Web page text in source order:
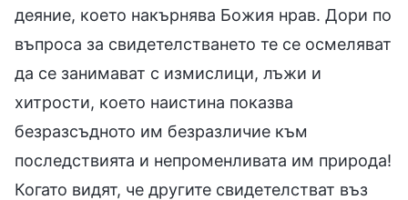
деяние, което накърнява Божия нрав. Дори по
въпроса за свидетелстването те се осмеляват
да се занимават с измислици, лъжи и
хитрости, което наистина показва
безразсъдното им безразличие към
последствията и непроменливата им природа!
Когато видят, че другите свидетелстват въз